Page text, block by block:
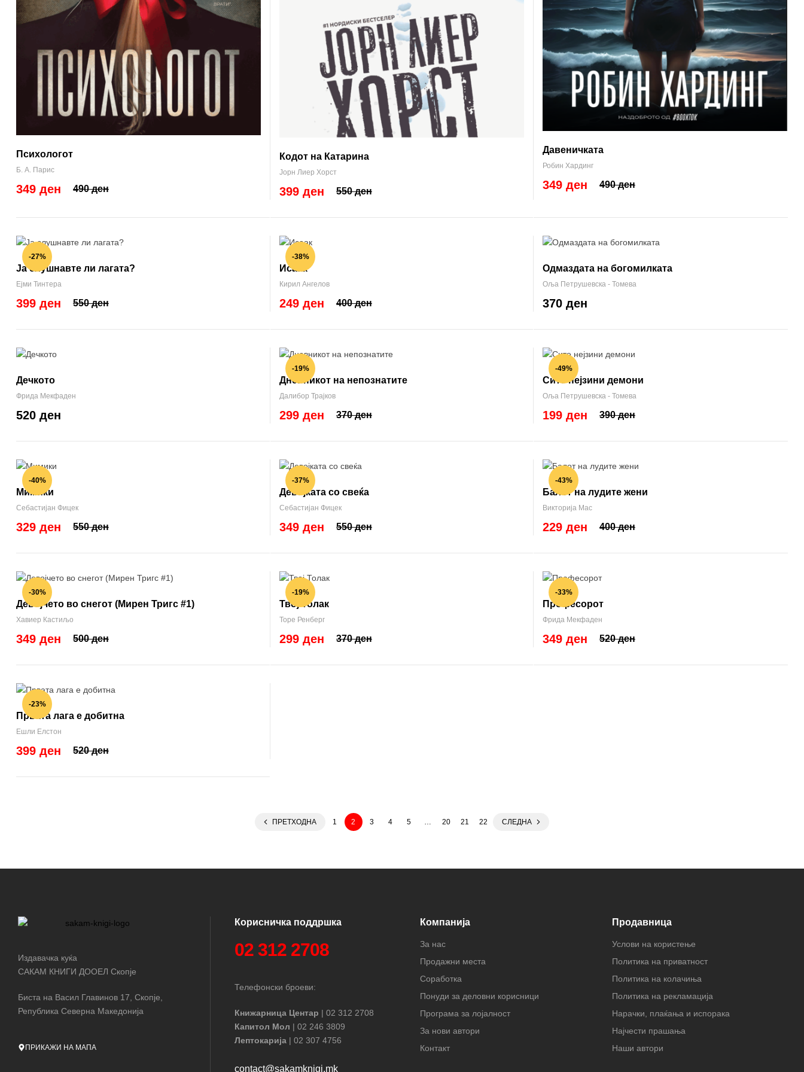
Психологот
Б. А. Парис
490 ден
349 ден
Кодот на Катарина
Јорн Лиер Хорст
550 ден
399 ден
Давеничката
Робин Хардинг
490 ден
349 ден
-27%
Ја слушнавте ли лагата?
Ејми Тинтера
550 ден
399 ден
-38%
Исаак
Кирил Ангелов
400 ден
249 ден
Одмаздата на богомилката
Оља Петрушевска - Томева
370 ден
Дечкото
Фрида Мекфаден
520 ден
-19%
Дневникот на непознатите
Далибор Трајков
370 ден
299 ден
-49%
Сите нејзини демони
Оља Петрушевска - Томева
390 ден
199 ден
-40%
Мимики
Себастијан Фицек
550 ден
329 ден
-37%
Девојката со свеќа
Себастијан Фицек
550 ден
349 ден
-43%
Балот на лудите жени
Викторија Мас
400 ден
229 ден
-30%
Девојчето во снегот (Мирен Тригс #1)
Хавиер Кастиљо
500 ден
349 ден
-19%
Твој Толак
Торе Ренберг
370 ден
299 ден
-33%
Професорот
Фрида Мекфаден
520 ден
349 ден
-23%
Првата лага е добитна
Ешли Елстон
520 ден
399 ден
ПРЕТХОДНА 1 2 3 4 5 … 20 21 22 СЛЕДНА
Издавачка куќа
САКАМ КНИГИ ДООЕЛ Скопје
Биста на Васил Главинов 17, Скопје,
Република Северна Македонија
ПРИКАЖИ НА МАПА
Корисничка поддршка
02 312 2708
Телефонски броеви:
Книжарница Центар | 02 312 2708
Капитол Мол | 02 246 3809
Лептокарија | 02 307 4756
contact@sakamknigi.mk
Компанија
За нас
Продажни места
Соработка
Понуди за деловни корисници
Програма за лојалност
За нови автори
Контакт
Продавница
Услови на користење
Политика на приватност
Политика на колачиња
Политика на рекламација
Нарачки, плаќања и испорака
Најчести прашања
Наши автори